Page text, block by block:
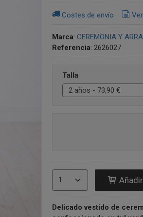
Costes de envío
Marca: CEREMONIA Y
Referencia: 2626027
Talla
Delicado vestido de